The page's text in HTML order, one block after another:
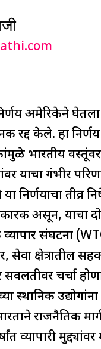
अमेरिकेने
रद्द केले. हा
भारतीय वस्तूंवर
गंभीर परिणाम
निर्णयाचा तीव्र
असून, याचा
संघटना
सेवा क्षेत्रातील
चर्चा होणार
स्थानिक
राजनैतिक
व्यापारी